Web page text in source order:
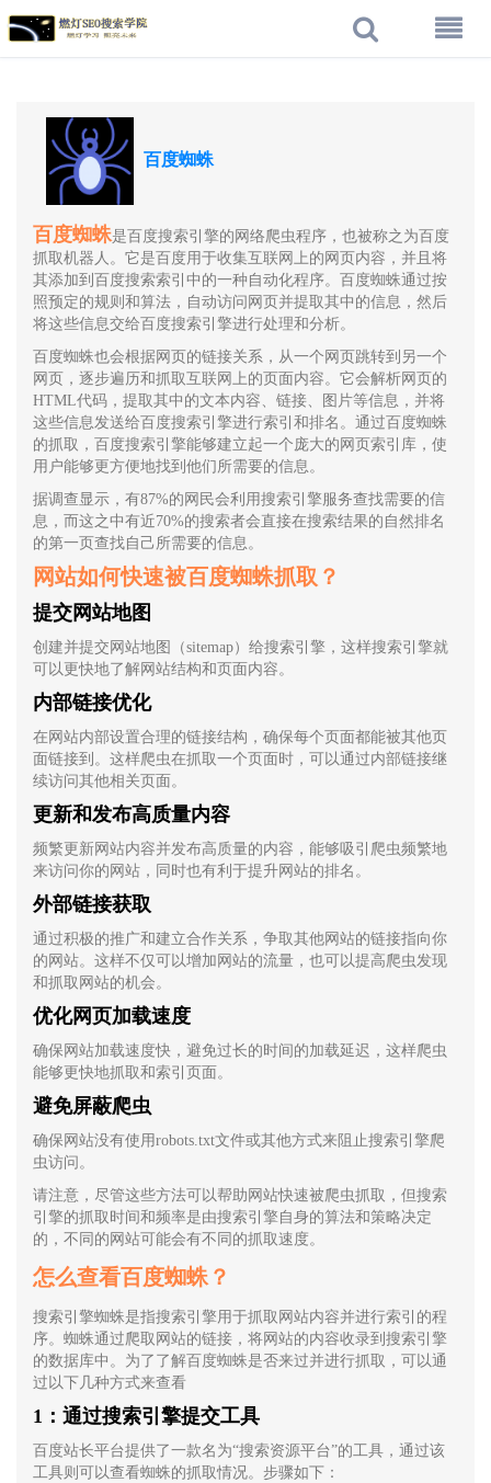
百度蜘蛛
百度蜘蛛是百度搜索引擎的网络爬虫程序，也被称之为百度
抓取机器人。它是百度用于收集互联网上的网页内容，并且将
其添加到百度搜索索引中的一种自动化程序。百度蜘蛛通过按
照预定的规则和算法，自动访问网页并提取其中的信息，然后
将这些信息交给百度搜索引擎进行处理和分析。
百度蜘蛛也会根据网页的链接关系，从一个网页跳转到另一个
网页，逐步遍历和抓取互联网上的页面内容。它会解析网页的
HTML代码，提取其中的文本内容、链接、图片等信息，并将
这些信息发送给百度搜索引擎进行索引和排名。通过百度蜘蛛
的抓取，百度搜索引擎能够建立起一个庞大的网页索引库，使
用户能够更方便地找到他们所需要的信息。
据调查显示，有87%的网民会利用搜索引擎服务查找需要的信
息，而这之中有近70%的搜索者会直接在搜索结果的自然排名
的第一页查找自己所需要的信息。
网站如何快速被百度蜘蛛抓取？
提交网站地图
创建并提交网站地图（sitemap）给搜索引擎，这样搜索引擎就
可以更快地了解网站结构和页面内容。
内部链接优化
在网站内部设置合理的链接结构，确保每个页面都能被其他页
面链接到。这样爬虫在抓取一个页面时，可以通过内部链接继
续访问其他相关页面。
更新和发布高质量内容
频繁更新网站内容并发布高质量的内容，能够吸引爬虫频繁地
来访问你的网站，同时也有利于提升网站的排名。
外部链接获取
通过积极的推广和建立合作关系，争取其他网站的链接指向你
的网站。这样不仅可以增加网站的流量，也可以提高爬虫发现
和抓取网站的机会。
优化网页加载速度
确保网站加载速度快，避免过长的时间的加载延迟，这样爬虫
能够更快地抓取和索引页面。
避免屏蔽爬虫
确保网站没有使用robots.txt文件或其他方式来阻止搜索引擎爬
虫访问。
请注意，尽管这些方法可以帮助网站快速被爬虫抓取，但搜索
引擎的抓取时间和频率是由搜索引擎自身的算法和策略决定
的，不同的网站可能会有不同的抓取速度。
怎么查看百度蜘蛛？
搜索引擎蜘蛛是指搜索引擎用于抓取网站内容并进行索引的程
序。蜘蛛通过爬取网站的链接，将网站的内容收录到搜索引擎
的数据库中。为了了解百度蜘蛛是否来过并进行抓取，可以通
过以下几种方式来查看
1：通过搜索引擎提交工具
百度站长平台提供了一款名为“搜索资源平台”的工具，通过该
工具则可以查看蜘蛛的抓取情况。步骤如下：